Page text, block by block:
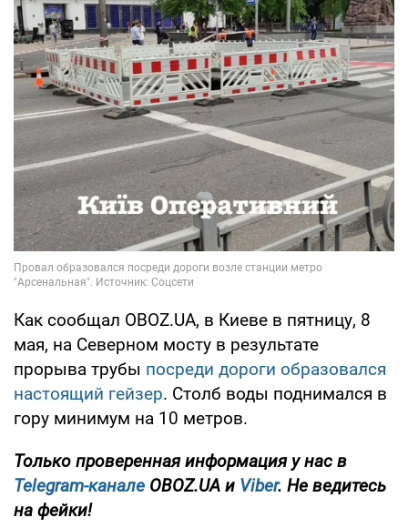
Как сообщал OBOZ.UA, в Киеве в пятницу, 8
мая, на Северном мосту в результате
прорыва трубы посреди дороги образовался
настоящий гейзер. Столб воды поднимался в
гору минимум на 10 метров.
Только проверенная информация у нас в
Telegram-канале OBOZ.UA и Viber. Не ведитесь
на фейки!